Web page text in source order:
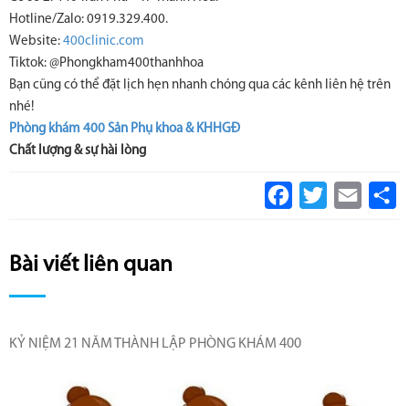
Hotline/Zalo: 0919.329.400.
Website: 400clinic.com
Tiktok: @Phongkham400thanhhoa
Bạn cũng có thể đặt lịch hẹn nhanh chóng qua các kênh liên hệ trên
nhé!
Phòng khám 400 Sản Phụ khoa & KHHGĐ
Chất lượng & sự hài lòng
Facebook
Twitter Email
Bài viết liên quan
KỶ NIỆM 21 NĂM THÀNH LẬP PHÒNG KHÁM 400